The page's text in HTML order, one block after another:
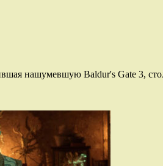
нашумевшую Baldur's Gate 3,